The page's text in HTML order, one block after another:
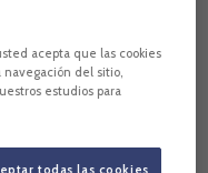
acepta que las cookies
navegación del sitio,
estudios para